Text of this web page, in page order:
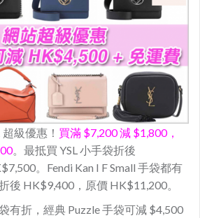
級優惠！ 買滿 $7,200 減 $1,800，
。最抵買 YSL 小手袋折後
。Fendi Kan I F Small 手袋都有
後 HK$9,400，原價 HK$11,200。
有折，經典 Puzzle 手袋可減 $4,500